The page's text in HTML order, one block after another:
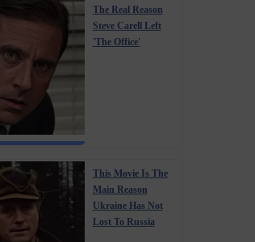
The Real Reason
Steve Carell Left
'The Office'
This Movie Is The
Main Reason
Ukraine Has Not
Lost To Russia